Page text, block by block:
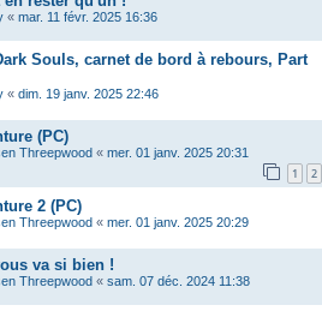
« mar. 11 févr. 2025 16:36
Souls, carnet de bord à rebours, Part
« dim. 19 janv. 2025 22:46
(PC)
Threepwood « mer. 01 janv. 2025 20:31
1 2
2 (PC)
Threepwood « mer. 01 janv. 2025 20:29
va si bien !
Threepwood « sam. 07 déc. 2024 11:38